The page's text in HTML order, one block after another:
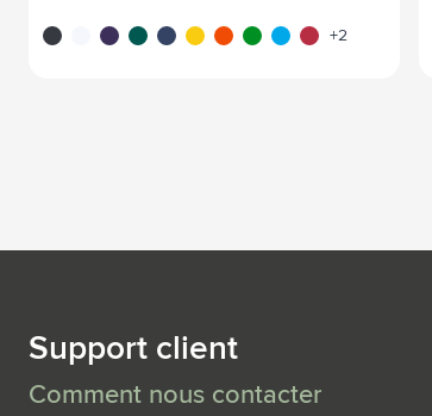
noir blancpourpre
vert bleu jauneorangevert clairbleu clair
rouge+2
Support client
Comment nous contacter